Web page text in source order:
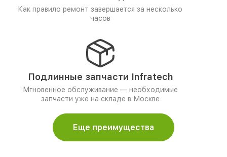
Как правило ремонт завершается за несколько
часов
Подлинные запчасти Infratech
Мгновенное обслуживание — необходимые
запчасти уже на складе в Москве
Еще преимущества